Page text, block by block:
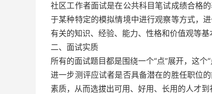
社区工作者面试是在公共科目笔试成绩合格
于某种特定的模拟情境中进行观察等方式，
有关的知识、经验、能力、性格和价值观等基
二、面试实质
所有的面试题目都是围绕一个“点”展开，这
进一步测评应试者是否具备潜在的胜任职位
素质，从而选拔出可用、好用、长用的人才到